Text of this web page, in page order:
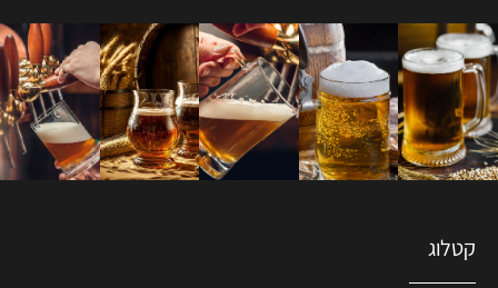
קטלוג